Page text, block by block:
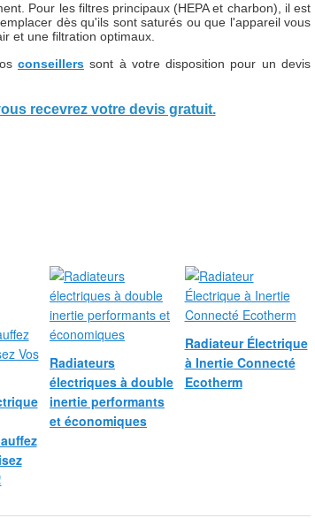
Pour les filtres principaux (HEPA et charbon), il est
dès qu'ils sont saturés ou que l'appareil vous
et une filtration optimaux.
conseillers sont à votre disposition pour un devis
recevrez votre devis gratuit.
Radiateurs
électriques à double
inertie performants
et économiques
Radiateur Électrique
à Inertie Connecté
Ecotherm